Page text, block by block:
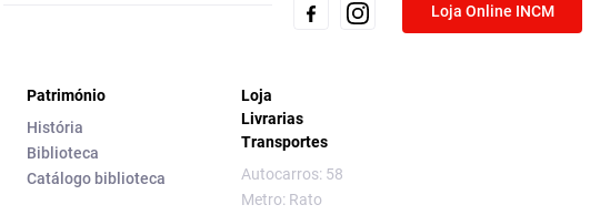
Loja Online INCM
Património
História
Biblioteca
Catálogo biblioteca
Loja
Livrarias
Transportes
Autocarros: 58
Metro: Rato